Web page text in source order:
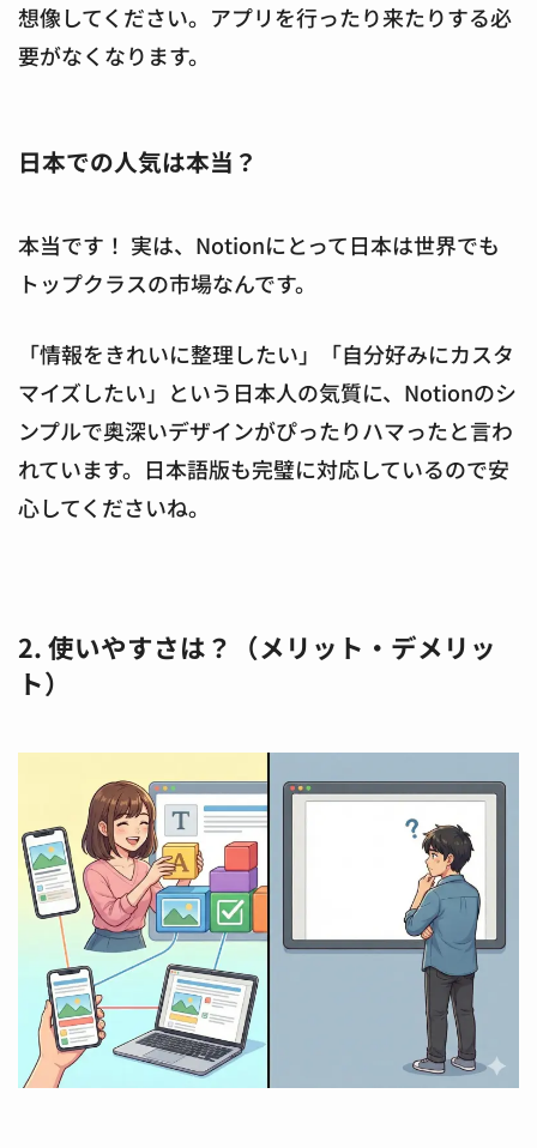
想像してください。アプリを行ったり来たりする必
要がなくなります。
日本での人気は本当？
本当です！ 実は、Notionにとって日本は世界でも
トップクラスの市場なんです。
「情報をきれいに整理したい」「自分好みにカスタ
マイズしたい」という日本人の気質に、Notionのシ
ンプルで奥深いデザインがぴったりハマったと言わ
れています。日本語版も完璧に対応しているので安
心してくださいね。
2. 使いやすさは？（メリット・デメリッ
ト）